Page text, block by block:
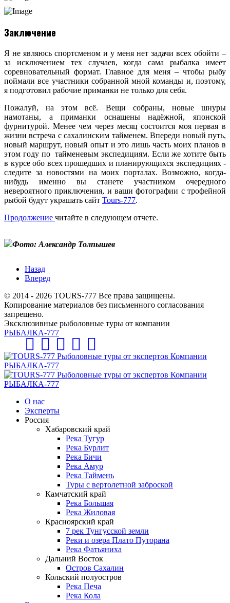
Заключение
Я не являюсь спортсменом и у меня нет задачи всех обойти –
за исключением тех случаев, когда сама рыбалка имеет
соревновательный формат. Главное для меня – чтобы рыбу
поймали все участники собранной мной команды и, поэтому,
я подготовил рабочие приманки не только для себя.
Пожалуй, на этом всё. Вещи собраны, новые шнуры
намотаны, а приманки оснащены надёжной, японской
фурнитурой. Менее чем через месяц состоится моя первая в
жизни встреча с сахалинским тайменем. Впереди новый путь,
новый маршрут, новый опыт и это лишь часть моих планов в
этом году по тайменевым экспедициям. Если же хотите быть
в курсе обо всех прошедших и планирующихся экспедициях -
следите за новостями на моих порталах. Возможно, когда-
нибудь именно вы станете участником очередного
невероятного приключения, и ваши фотографии с трофейной
рыбой будут украшать сайт Tours-777.
Продолжение читайте в следующем отчете.
Фото: Александр Толпышев
Назад
Вперед
© 2014 - 2026 TOURS-777 Все права защищены.
Копирование материалов без письменного согласования
запрещено.
Эксклюзивные рыболовные туры от компании
РЫБАЛКА-777
О нас
Эксперты
Россия
Хабаровский край
Река Тугур
Река Бурлит
Река Бичи
Река Амур
Река Таймень
Туры с вертолетной заброской
Камчатский край
Река Большая
Река Жиловая
Красноярский край
7 рек Тунгусской земли
Реки и озера Плато Путорана
Река Фатьяниха
Дальний Восток
Остров Сахалин
Кольский полуостров
Река Печа
Река Кола